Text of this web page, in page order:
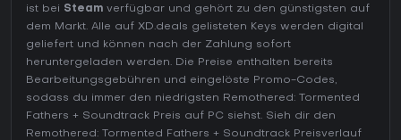
ist bei Steam verfügbar und gehört zu den günstigsten auf
dem Markt. Alle auf XD.deals gelisteten Keys werden digital
geliefert und können nach der Zahlung sofort
heruntergeladen werden. Die Preise enthalten bereits
Bearbeitungsgebühren und eingelöste Promo-Codes,
sodass du immer den niedrigsten Remothered: Tormented
Fathers + Soundtrack Preis auf PC siehst. Sieh dir den
Remothered: Tormented Fathers + Soundtrack Preisverlauf